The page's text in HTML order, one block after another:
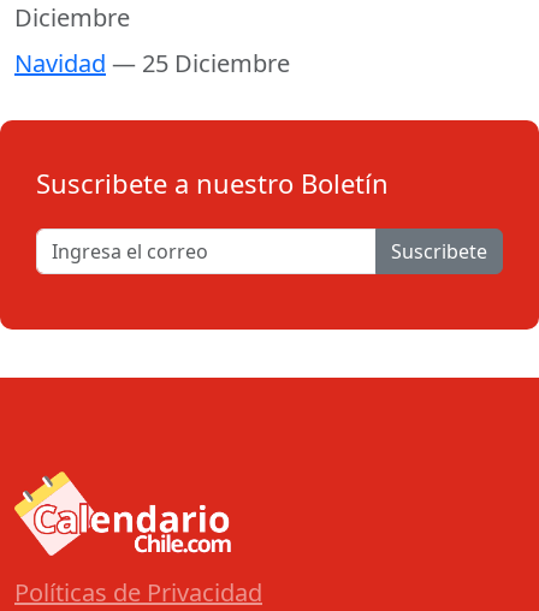
Diciembre
Navidad — 25 Diciembre
Suscribete a nuestro Boletín
Suscribete
Políticas de Privacidad